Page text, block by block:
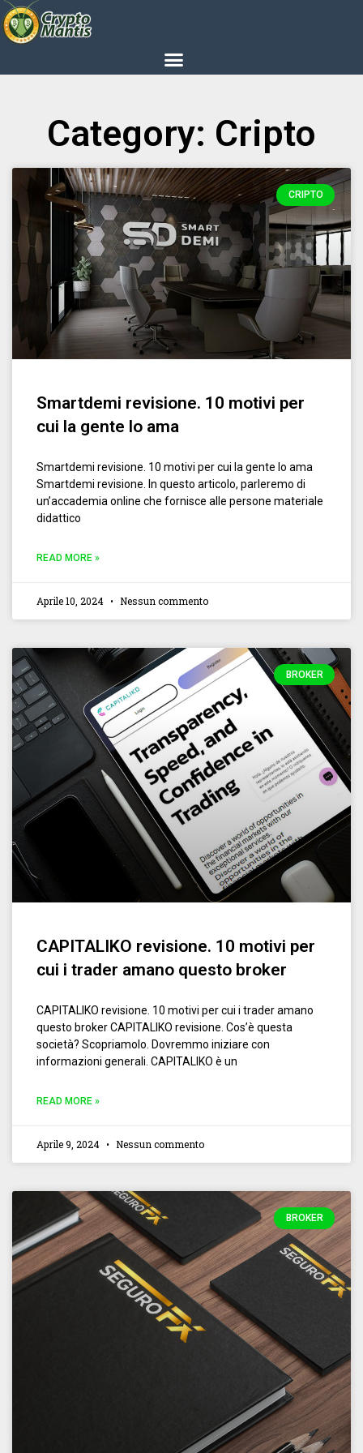
Category: Cripto
CRIPTO
Smartdemi revisione. 10 motivi per
cui la gente lo ama
Smartdemi revisione. 10 motivi per cui la gente lo ama
Smartdemi revisione. In questo articolo, parleremo di
un’accademia online che fornisce alle persone materiale
didattico
READ MORE »
Aprile 10, 2024 Nessun commento
BROKER
CAPITALIKO revisione. 10 motivi per
cui i trader amano questo broker
CAPITALIKO revisione. 10 motivi per cui i trader amano
questo broker CAPITALIKO revisione. Cos’è questa
società? Scopriamolo. Dovremmo iniziare con
informazioni generali. CAPITALIKO è un
READ MORE »
Aprile 9, 2024 Nessun commento
BROKER